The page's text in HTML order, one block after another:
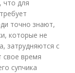
что для
точно знают,
которые не
затрудняются с
свое время
супчика